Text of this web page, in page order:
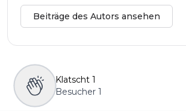
Beiträge des Autors ansehen
Klatscht 1
Besucher 1